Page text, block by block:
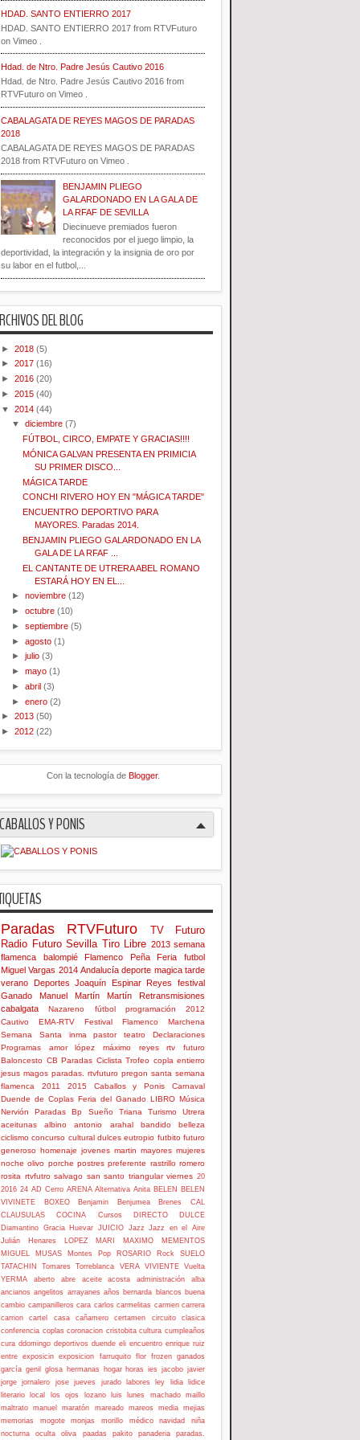
HDAD. SANTO ENTIERRO 2017
HDAD. SANTO ENTIERRO 2017 from RTVFuturo
on Vimeo .
Hdad. de Ntro. Padre Jesús Cautivo 2016
Hdad. de Ntro. Padre Jesús Cautivo 2016 from
RTVFuturo on Vimeo .
CABALAGATA DE REYES MAGOS DE PARADAS
2018
CABALAGATA DE REYES MAGOS DE PARADAS
2018 from RTVFuturo on Vimeo .
BENJAMIN PLIEGO
GALARDONADO EN LA GALA DE
LA RFAF DE SEVILLA
Diecinueve premiados fueron
reconocidos por el juego limpio, la
deportividad, la integración y la insignia de oro por
su labor en el futbol,...
DEL BLOG
► 2018 (5)
► 2017 (16)
► 2016 (20)
► 2015 (40)
▼ 2014 (44)
▼diciembre(7)
FÚTBOL, CIRCO, EMPATE Y GRACIAS!!!!
MÓNICA GALVAN PRESENTA EN PRIMICIA
SU PRIMER DISCO...
MÁGICA TARDE
CONCHI RIVERO HOY EN "MÁGICA TARDE"
ENCUENTRO DEPORTIVO PARA
MAYORES. Paradas 2014.
BENJAMIN PLIEGO GALARDONADO EN LA
GALA DE LA RFAF ...
EL CANTANTE DE UTRERA ABEL ROMANO
ESTARÁ HOY EN EL...
►noviembre(12)
►octubre(10)
►septiembre(5)
►agosto(1)
►julio(3)
►mayo(1)
►abril(3)
►enero(2)
► 2013 (50)
► 2012 (22)
Con la tecnología de Blogger.
CABALLOS Y PONIS
Paradas RTVFuturo
TV Futuro
Radio Futuro Sevilla Tiro Libre 2013 semana
flamenca
balompié Flamenco Peña Feria
futbol
Miguel Vargas 2014 Andalucía deporte magica tarde
verano Deportes Joaquín Espinar Reyes
festival
Ganado
Manuel Martín Martín
Retransmisiones
cabalgata
Nazareno fútbol programación
2012
Cautivo
EMA-RTV Festival Flamenco
Marchena
Semana Santa
inma pastor teatro
Declaraciones
Programas
amor lópez máximo reyes
rtv futuro
Baloncesto CB Paradas Ciclista Trofeo copla entierro
jesus magos paradas. rtvfuturo pregon santa semana
flamenca
2011 2015 Caballos y Ponis
Carnaval
Duende de Coplas Feria del Ganado LIBRO Música
Nervión
Paradas Bp Sueño Triana Turismo
Utrera
aceitunas
albino antonio arahal bandido
belleza
ciclismo concurso cultural dulces eutropio futbito futuro
generoso homenaje jovenes martin mayores mujeres
noche olivo porche postres preferente rastrillo romero
rosita rtvfutro salvago san santo triangular viernes 20
2016 24 AD Cerro ARENA Alternativa Anita BELEN
BELEN
VIVINETE
BOXEO Benjamin Benjumea Brenes
CAL
CLAUSULAS
COCINA Cursos DIRECTO
DULCE
Diamantino Gracia Huevar JUICIO Jazz
Jazz en el Aire
Julián Henares
LOPEZ MARI MAXIMO
MEMENTOS
MIGUEL
MUSAS Montes Pop ROSARIO Rock
SUELO
TATACHIN
Tomares Torreblanca VERA VIVIENTE
Vuelta
YERMA
aberto abre aceite acosta administración
alba
ancianos angelitos arrayanes años bernarda blancos buena
cambio campanilleros cara carlos carmelitas carmen carrera
carrion
cartel casa cañamero certamen circuito
clasica
conferencia coplas coronacion cristobita cultura cumpleaños
cura ddomingo deportivos duende eli encuentro enrique ruiz
entre
exposicin exposicion farruquito flor frozen
ganados
garcía genil glosa hermanas hogar horas ies jacobo javier
jorge
jornalero jose jueves jurado labores ley lidia
lidice
literario
local los ojos lozano luis lunes machado
maillo
maltrato
manuel maratón mareado mareos media
mejias
memorias
mogote monjas morillo médico navidad
niña
nocturna
oculta oliva paadas pakito panaderia paradas.